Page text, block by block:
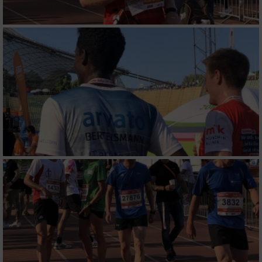
Messung der Performance von Inhalten
Analyse von Zielgruppen durch Statistiken
oder Kombinationen von Daten aus
verschiedenen Quellen
Entwicklung und Verbesserung der Angebote
Verwendung reduzierter Daten zur Auswahl
von Inhalten
IAB-Besonderheiten:
Verwendung genauer Standortdaten
Geräte anhand von aktiv angeforderten
Informationen identifizieren
Nicht-IAB-Verarbeitungszwecke: